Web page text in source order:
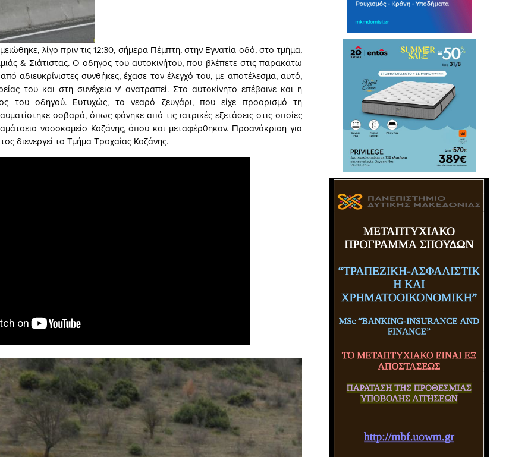
λίγο πριν τις 12:30, σήμερα Πέμπτη, στην Εγνατία οδό, στο τμήμα,
& Σιάτιστας. Ο οδηγός του αυτοκινήτου, που βλέπετε στις παρακάτω
αδιευκρίνιστες συνθήκες, έχασε τον έλεγχό του, με αποτέλεσμα, αυτό,
του και στη συνέχεια ν’ ανατραπεί. Στο αυτοκίνητο επέβαινε και η
του οδηγού. Ευτυχώς, το νεαρό ζευγάρι, που είχε προορισμό τη
σοβαρά, όπως φάνηκε από τις ιατρικές εξετάσεις στις οποίες
νοσοκομείο Κοζάνης, όπου και μεταφέρθηκαν. Προανάκριση για
διενεργεί το Τμήμα Τροχαίας Κοζάνης.